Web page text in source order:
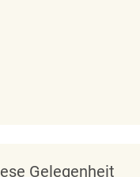
Associate-Winners/
Gelegenheit